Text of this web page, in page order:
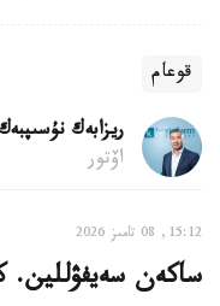
قوعام
ريزابەك
اۆتور
15:12, 08 تامىز 2026
ساكەن سەيفۋللين.